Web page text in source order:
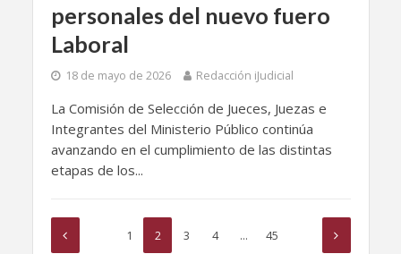
personales del nuevo fuero
Laboral
18 de mayo de 2026 Redacción iJudicial
La Comisión de Selección de Jueces, Juezas e
Integrantes del Ministerio Público continúa
avanzando en el cumplimiento de las distintas
etapas de los...
1 2 3 4 … 45